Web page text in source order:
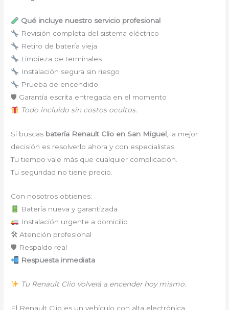
Qué incluye nuestro servicio profesional
Revisión completa del sistema eléctrico
Retiro de batería vieja
Limpieza de terminales
Instalación segura sin riesgo
Prueba de encendido
🛡 Garantía escrita entregada en el momento
Todo incluido sin costos ocultos.
Si buscas batería Renault Clio en San Miguel, la mejor
decisión es resolverlo ahora y con especialistas.
Tu tiempo vale más que cualquier complicación.
Tu seguridad no tiene precio.
Con nosotros obtienes:
Batería nueva y garantizada
Instalación urgente a domicilio
🛠 Atención profesional
🛡 Respaldo real
Respuesta inmediata
Tu Renault Clio volverá a encender hoy mismo.
El Renault Clio es un vehículo con alta electrónica